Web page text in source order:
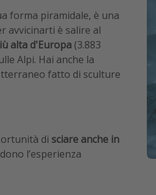
forma piramidale, è una
avvicinarti è salire al
alta d'Europa (3.883
Alpi. Hai anche la
fatto di sculture
di sciare anche in
l’esperienza